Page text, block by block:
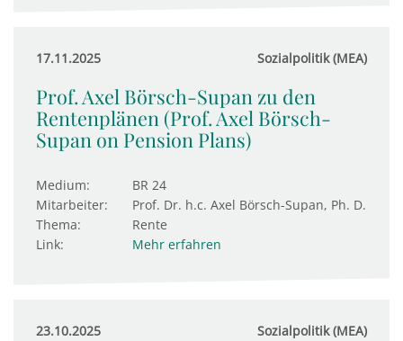
17.11.2025 Sozialpolitik (MEA)
Prof. Axel Börsch-Supan zu den
Rentenplänen (Prof. Axel Börsch-
Supan on Pension Plans)
Medium:
BR 24
Mitarbeiter:
Prof. Dr. h.c. Axel Börsch-Supan, Ph. D.
Thema:
Rente
Link:
Mehr erfahren
23.10.2025 Sozialpolitik (MEA)